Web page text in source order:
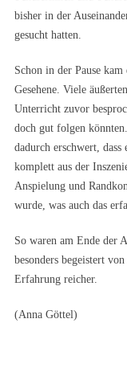
bisher in der
gesucht hatten.
Schon in der Pause kam
Gesehene. Viele
Unterricht zuvor
doch gut folgen
dadurch erschwert, dass
komplett aus der
Anspielung und
wurde, was auch das
So waren am Ende der
besonders begeistert
Erfahrung reicher.
(Anna Göttel)